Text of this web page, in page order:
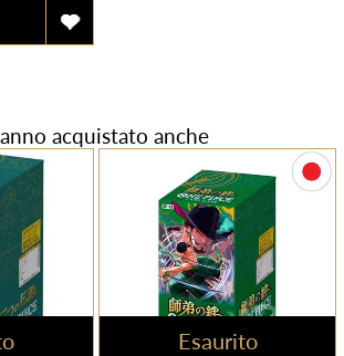
acquistato anche
Esaurito